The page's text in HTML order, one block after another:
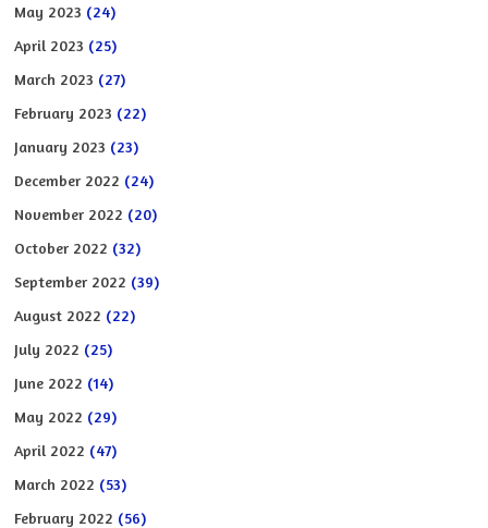
May 2023 (24)
April 2023 (25)
March 2023 (27)
February 2023 (22)
January 2023 (23)
December 2022 (24)
November 2022 (20)
October 2022 (32)
September 2022 (39)
August 2022 (22)
July 2022 (25)
June 2022 (14)
May 2022 (29)
April 2022 (47)
March 2022 (53)
February 2022 (56)